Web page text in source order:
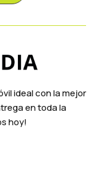
ideal con la mejor
en toda la
hoy!